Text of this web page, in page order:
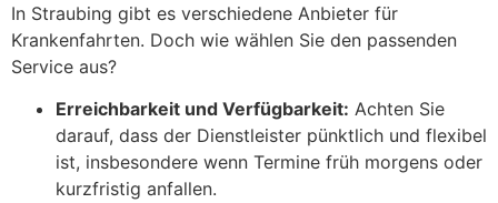
In Straubing gibt es verschiedene Anbieter für
Krankenfahrten. Doch wie wählen Sie den passenden
Service aus?
Erreichbarkeit und Verfügbarkeit: Achten Sie
darauf, dass der Dienstleister pünktlich und flexibel
ist, insbesondere wenn Termine früh morgens oder
kurzfristig anfallen.